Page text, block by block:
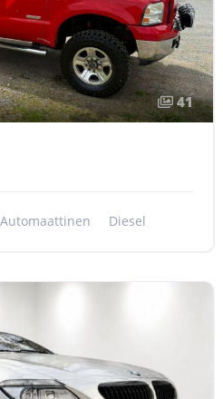
41
Automaattinen Diesel